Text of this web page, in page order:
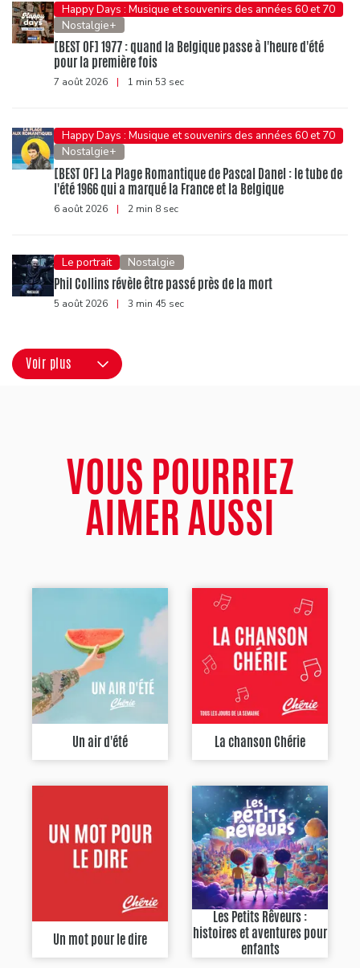
Happy Days : Musique et souvenirs des années 60 et 70
Nostalgie+
[BEST OF] 1977 : quand la Belgique passe à l'heure d'été
pour la première fois
7 août 2026 | 1 min 53 sec
Happy Days : Musique et souvenirs des années 60 et 70
Nostalgie+
[BEST OF] La Plage Romantique de Pascal Danel : le tube de
l'été 1966 qui a marqué la France et la Belgique
6 août 2026 | 2 min 8 sec
Le portrait Nostalgie
Phil Collins révèle être passé près de la mort
5 août 2026 | 3 min 45 sec
Voir plus
VOUS POURRIEZ
AIMER AUSSI
Un air d'été La chanson Chérie
Un mot pour le dire
Les Petits Rêveurs :
histoires et aventures pour
enfants